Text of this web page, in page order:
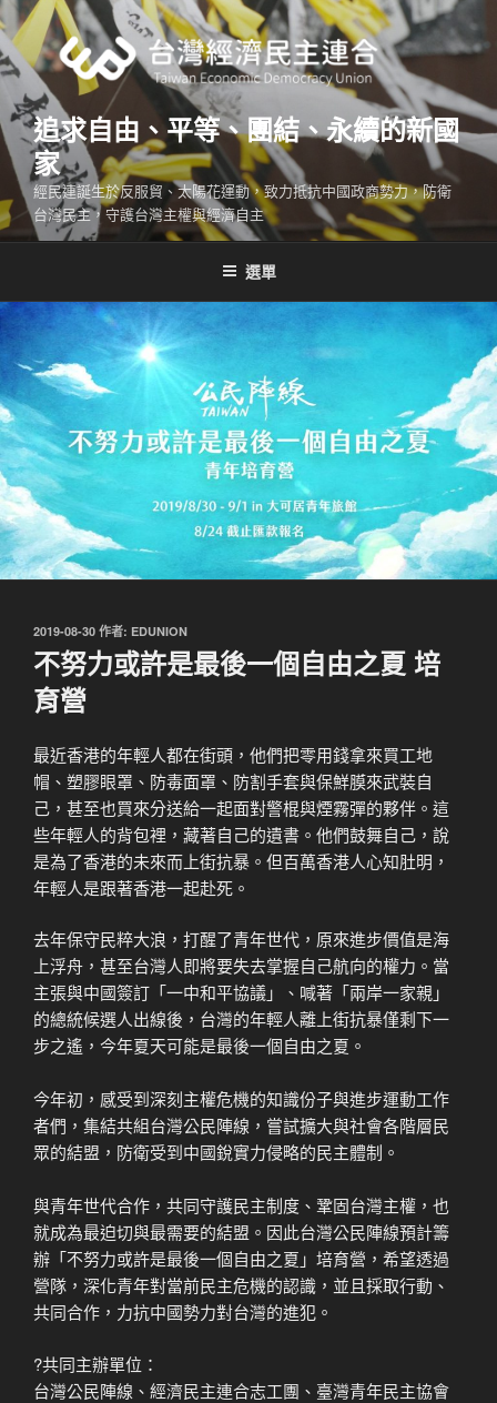
跳
至
主
內
容
追求自由、平等、團結、永續的新國
家
經民連誕生於反服貿、太陽花運動，致力抵抗中國政商勢力，防衛
台灣民主，守護台灣主權與經濟自主
選單
發
佈
於
2019-08-30 作者: EDUNION
不努力或許是最後一個自由之夏 培
育營
最近香港的年輕人都在街頭，他們把零用錢拿來買工地
帽、塑膠眼罩、防毒面罩、防割手套與保鮮膜來武裝自
己，甚至也買來分送給一起面對警棍與煙霧彈的夥伴。這
些年輕人的背包裡，藏著自己的遺書。他們鼓舞自己，說
是為了香港的未來而上街抗暴。但百萬香港人心知肚明，
年輕人是跟著香港一起赴死。
去年保守民粹大浪，打醒了青年世代，原來進步價值是海
上浮舟，甚至台灣人即將要失去掌握自己航向的權力。當
主張與中國簽訂「一中和平協議」、喊著「兩岸一家親」
的總統候選人出線後，台灣的年輕人離上街抗暴僅剩下一
步之遙，今年夏天可能是最後一個自由之夏。
今年初，感受到深刻主權危機的知識份子與進步運動工作
者們，集結共組台灣公民陣線，嘗試擴大與社會各階層民
眾的結盟，防衛受到中國銳實力侵略的民主體制。
與青年世代合作，共同守護民主制度、鞏固台灣主權，也
就成為最迫切與最需要的結盟。因此台灣公民陣線預計籌
辦「不努力或許是最後一個自由之夏」培育營，希望透過
營隊，深化青年對當前民主危機的認識，並且採取行動、
共同合作，力抗中國勢力對台灣的進犯。
?共同主辦單位：
台灣公民陣線、經濟民主連合志工團、臺灣青年民主協會